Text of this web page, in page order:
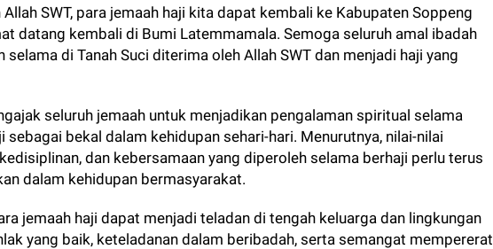
Allah SWT, para jemaah haji kita dapat kembali ke Kabupaten Soppeng
datang kembali di Bumi Latemmamala. Semoga seluruh amal ibadah
selama di Tanah Suci diterima oleh Allah SWT dan menjadi haji yang
seluruh jemaah untuk menjadikan pengalaman spiritual selama
sebagai bekal dalam kehidupan sehari-hari. Menurutnya, nilai-nilai
dan kebersamaan yang diperoleh selama berhaji perlu terus
dalam kehidupan bermasyarakat.
jemaah haji dapat menjadi teladan di tengah keluarga dan lingkungan
yang baik, keteladanan dalam beribadah, serta semangat mempererat